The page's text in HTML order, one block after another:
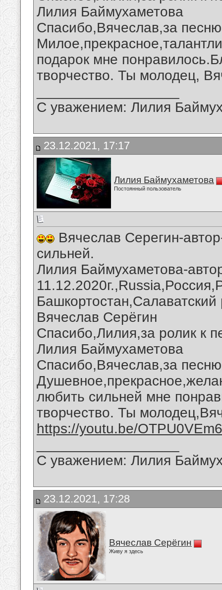
Лилия Баймухаметова
Спасибо,Вячеслав,за
подарок мне
творчество. Ты молодец,
С уважением: Лилия
23.12.2021, 17:17
Лилия Баймухаметова
Постоянный пользователь
Вячеслав Серегин-
сильней.
Лилия Баймухаметова-
Вячеслав Серёгин
Спасибо,Лилия,за ролик к
Лилия Баймухаметова
Спасибо,Вячеслав,за
любить сильней мне
творчество. Ты
https://youtu.be/
С уважением: Лилия
23.12.2021, 17:28
Вячеслав Серёгин
Живу я здесь